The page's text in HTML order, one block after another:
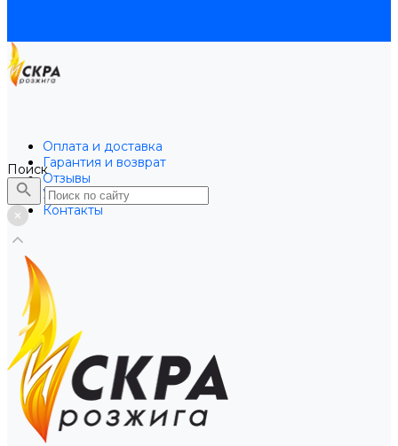
Оплата и доставка
Гарантия и возврат
Отзывы
Услуги
Контакты
Поиск